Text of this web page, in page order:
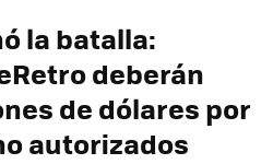
la batalla:
deberán
de dólares por
autorizados